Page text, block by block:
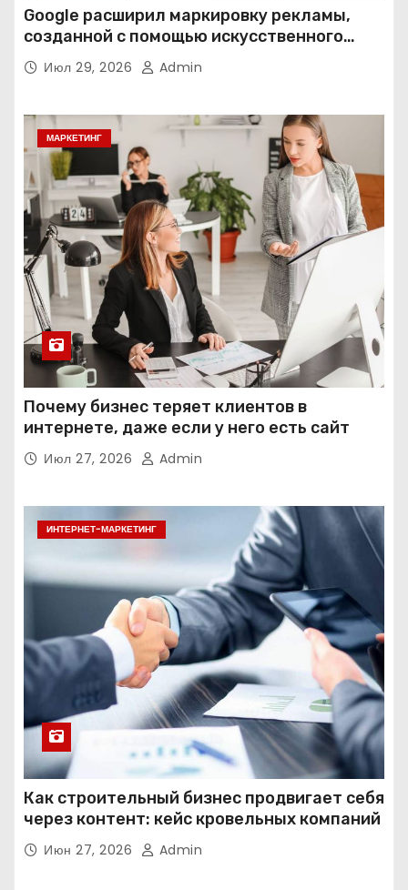
Google расширил маркировку рекламы,
созданной с помощью искусственного
интеллекта
Июл 29, 2026 Admin
МАРКЕТИНГ
Почему бизнес теряет клиентов в
интернете, даже если у него есть сайт
Июл 27, 2026 Admin
ИНТЕРНЕТ-МАРКЕТИНГ
Как строительный бизнес продвигает себя
через контент: кейс кровельных компаний
Июн 27, 2026 Admin